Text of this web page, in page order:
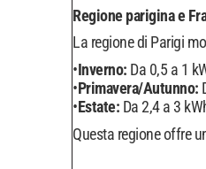
Regione parigina e
La regione di Parigi
Inverno: Da 0,5 a 1
Primavera/Autunno:
Estate: Da 2,4 a 3
Questa regione offre